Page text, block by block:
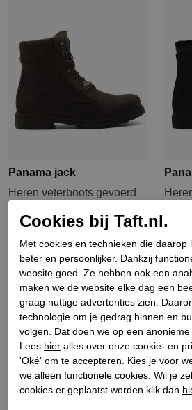
Panama jack
Heren veterboots gevoerd
€ 209,90 € 167,92
€
Cookies bij Taft.nl.
Met cookies en technieken die daarop
beter en persoonlijker. Dankzij
website goed. Ze hebben ook een
maken we de website elke dag een
graag nuttige advertenties zien.
technologie om je gedrag binnen en
volgen. Dat doen we op een
Lees hier alles over onze cookie- en
'Oké' om te accepteren. Kies je voor
we alleen functionele cookies. Wil je
cookies er geplaatst worden klik dan